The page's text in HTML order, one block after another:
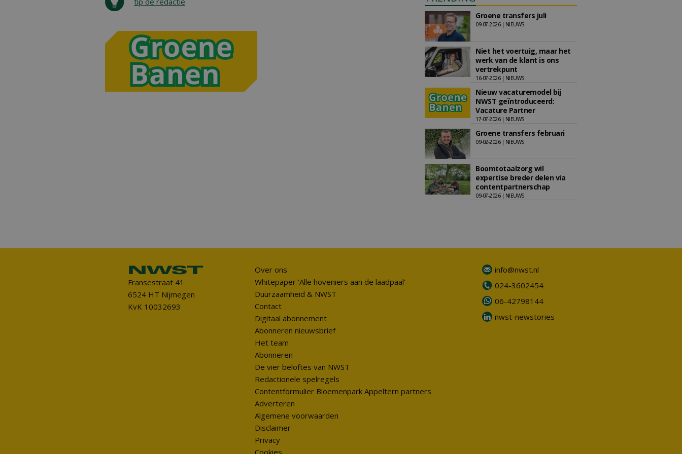
Groene transfers juli
09-07-2026 | NIEUWS
Niet het voertuig, maar het
werk van de klant is ons
vertrekpunt
16-07-2026 | NIEUWS
Nieuw vacaturemodel bij
NWST geïntroduceerd:
Vacature Partner
17-07-2026 | NIEUWS
Groene transfers februari
09-02-2026 | NIEUWS
Boomtotaalzorg wil
expertise breder delen via
contentpartnerschap
09-07-2026 | NIEUWS
Fransestraat 41
6524 HT Nijmegen
KvK 10032693
Over ons
Whitepaper 'Alle hoveniers aan de laadpaal'
Duurzaamheid & NWST
Contact
Digitaal abonnement
Abonneren nieuwsbrief
Het team
Abonneren
De vier beloftes van NWST
Redactionele spelregels
Contentformulier Bloemenpark Appeltern partners
Adverteren
Algemene voorwaarden
Disclaimer
Privacy
Cookies
info@nwst.nl
024-3602454
06-42798144
nwst-newstories